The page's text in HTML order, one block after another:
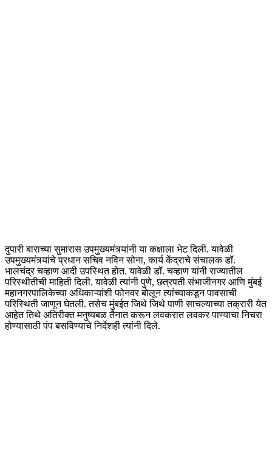
दुपारी बाराच्या सुमारास उपमुख्यमंत्र्यांनी या कक्षाला भेट दिली. यावेळी
उपमुख्यमंत्र्यांचे प्रधान सचिव नविन सोना, कार्य केंद्राचे संचालक डॉ.
भालचंद्र चव्हाण आदी उपस्थित होत. यावेळी डॉ. चव्हाण यांनी राज्यातील
परिस्थीतीची माहिती दिली. यावेळी त्यांनी पुणे, छत्रपती संभाजीनगर आणि मुंबई
महानगरपालिकेच्या अधिकाऱ्यांशी फोनवर बोलून त्यांच्याकडून पावसाची
परिस्थिती जाणून घेतली. तसेच मुंबईत जिथे जिथे पाणी साचल्याच्या तक्रारी येत
आहेत तिथे अतिरीक्त मनुष्यबळ तैनात करून लवकरात लवकर पाण्याचा निचरा
होण्यासाठी पंप बसविण्याचे निर्देशही त्यांनी दिले.